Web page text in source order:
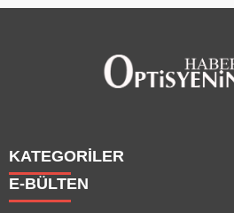
KATEGORİLER
Haberler
E-BÜLTEN